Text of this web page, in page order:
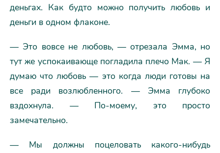
деньгах. Как будто можно получить любовь и
деньги в одном флаконе.
— Это вовсе не любовь, — отрезала Эмма, но
тут же успокаивающе погладила плечо Мак. — Я
думаю что любовь — это когда люди готовы на
все ради возлюбленного. — Эмма глубоко
вздохнула. — По-моему, это просто
замечательно.
— Мы должны поцеловать какого-нибудь